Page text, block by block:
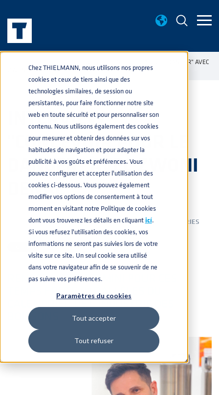
Chez THIELMANN, nous utilisons nos propres
cookies et ceux de tiers ainsi que des
technologies similaires, de session ou
persistantes, pour faire fonctionner notre site
web en toute sécurité et pour personnaliser son
contenu. Nous utilisons également des cookies
pour mesurer et obtenir des données sur vos
habitudes de navigation et pour adapter la
publicité à vos goûts et préférences. Vous
pouvez configurer et accepter l'utilisation des
cookies ci-dessous. Vous pouvez également
modifier vos options de consentement à tout
moment en visitant notre Politique de cookies
dont vous trouverez les détails en cliquanticí.
Si vous refusez l'utilisation des cookies, vos
informations ne seront pas suivies lors de votre
visite sur ce site. Un seul cookie sera utilisé
dans votre navigateur afin de se souvenir de ne
pas suivre vos préférences.
Paramètres du cookies
Tout accepter
Tout refuser
INTERVIEW - "CONCEVOIR POUR LE DANGER" AVEC
ZWONI DENAC
INTERVIEW -
"CONCEVOIR POUR LE
DANGER" AVEC ZWONI
DENAC
CHIMIQUE,PRODUITS,NUCLEAIRE,REVÊTEMENTS
PHARMACEUTIQUE,PÉTROLE ET GAZ,AUTOMOBILE
BATTERIES
2 MARS 2023 11:47:19
RENDEZ-VOUS À RIMINI POUR CES
TEMPS FORTS PARALLÈLES DU
CALENDRIER DE L'INDUSTRIE DES
BOISSONS